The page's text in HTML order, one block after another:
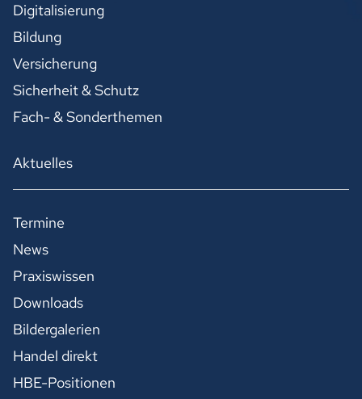
Digitalisierung
Bildung
Versicherung
Sicherheit & Schutz
Fach- & Sonderthemen
Aktuelles
Termine
News
Praxiswissen
Downloads
Bildergalerien
Handel direkt
HBE-Positionen